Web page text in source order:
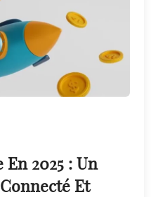
En 2025 : Un
Et